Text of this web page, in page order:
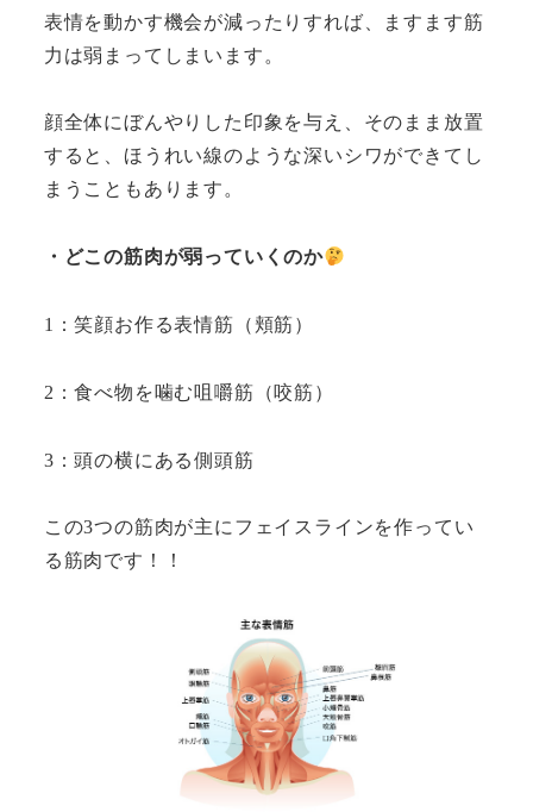
表情を動かす機会が減ったりすれば、ますます筋
力は弱まってしまいます。
顔全体にぼんやりした印象を与え、そのまま放置
すると、ほうれい線のような深いシワができてし
まうこともあります。
・どこの筋肉が弱っていくのか
1：笑顔お作る表情筋（頬筋）
2：食べ物を噛む咀嚼筋（咬筋）
3：頭の横にある側頭筋
この3つの筋肉が主にフェイスラインを作ってい
る筋肉です！！